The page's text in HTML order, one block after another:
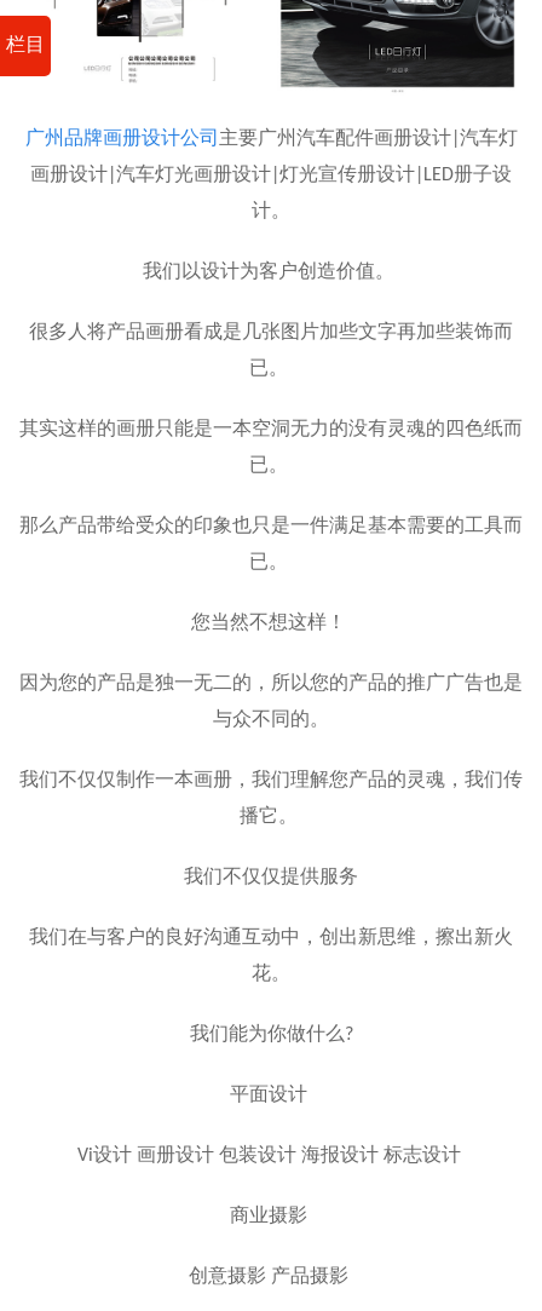
栏目
广州品牌画册设计公司 主要广州汽车配件画册设计|汽车灯
画册设计|汽车灯光画册设计|灯光宣传册设计|LED册子设
计。
我们以设计为客户创造价值。
很多人将产品画册看成是几张图片加些文字再加些装饰而
已。
其实这样的画册只能是一本空洞无力的没有灵魂的四色纸而
已。
那么产品带给受众的印象也只是一件满足基本需要的工具而
已。
您当然不想这样！
因为您的产品是独一无二的，所以您的产品的推广广告也是
与众不同的。
我们不仅仅制作一本画册，我们理解您产品的灵魂，我们传
播它。
我们不仅仅提供服务
我们在与客户的良好沟通互动中，创出新思维，擦出新火
花。
我们能为你做什么?
平面设计
Vi设计 画册设计 包装设计 海报设计 标志设计
商业摄影
创意摄影 产品摄影